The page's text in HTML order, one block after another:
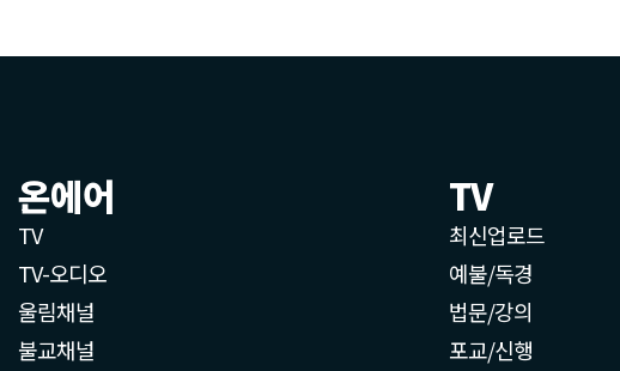
온에어
TV
TV-오디오
울림채널
불교채널
TV
최신업로드
예불/독경
법문/강의
포교/신행